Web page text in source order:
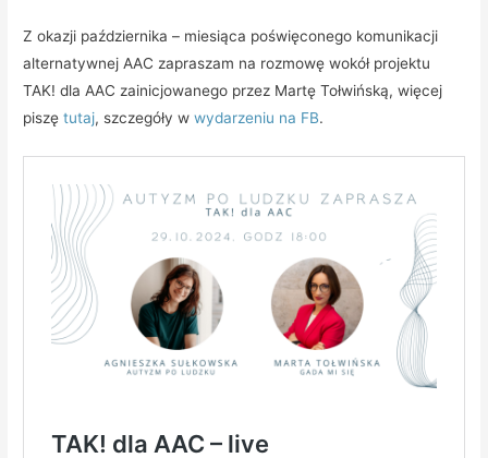
Z okazji października – miesiąca poświęconego komunikacji
alternatywnej AAC zapraszam na rozmowę wokół projektu
TAK! dla AAC zainicjowanego przez Martę Tołwińską, więcej
piszętutaj, szczegóły w wydarzeniu na FB.